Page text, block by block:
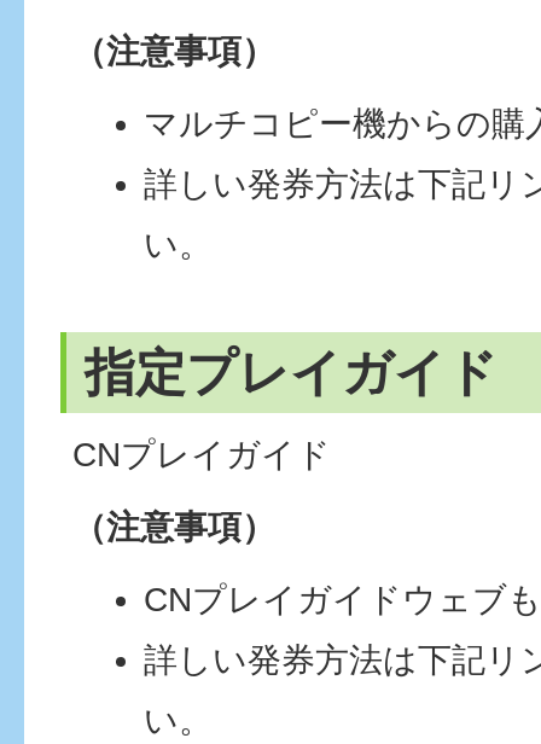
（注意事項）
マルチコピー機からの購
詳しい発券方法は下記リ
い。
指定プレイガイド
CNプレイガイド
（注意事項）
CNプレイガイドウェブ
詳しい発券方法は下記リ
い。